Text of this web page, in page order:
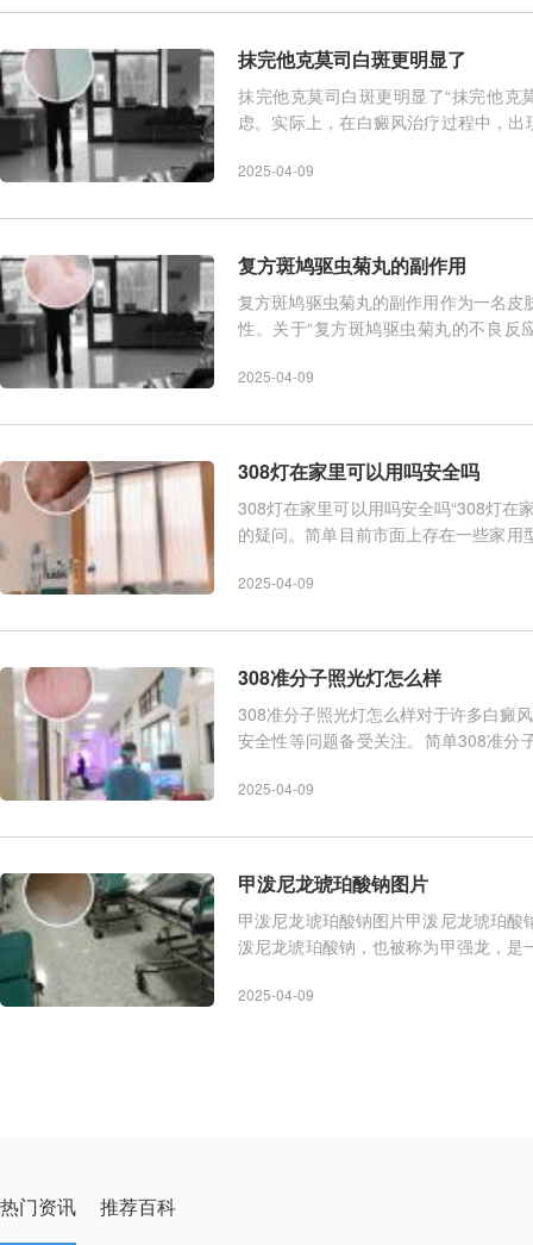
抹完他克莫司白斑更明显了
抹完他克莫司白斑更明显了“抹完他克
虑。实际上，在白癜风治疗过程中，
2025-04-09
复方斑鸠驱虫菊丸的副作用
复方斑鸠驱虫菊丸的副作用作为一名
性。关于“复方斑鸠驱虫菊丸的不良反
2025-04-09
308灯在家里可以用吗安全吗
308灯在家里可以用吗安全吗“308灯在
的疑问。简单目前市面上存在一些家
2025-04-09
308准分子照光灯怎么样
308准分子照光灯怎么样对于许多白癜
安全性等问题备受关注。简单308准分
2025-04-09
甲泼尼龙琥珀酸钠图片
甲泼尼龙琥珀酸钠图片甲泼尼龙琥珀
泼尼龙琥珀酸钠，也被称为甲强龙，
2025-04-09
热门资讯 推荐百科